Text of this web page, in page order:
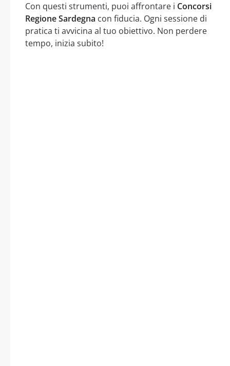
Con questi strumenti, puoi affrontare i Concorsi
Regione Sardegna con fiducia. Ogni sessione di
pratica ti avvicina al tuo obiettivo. Non perdere
tempo, inizia subito!